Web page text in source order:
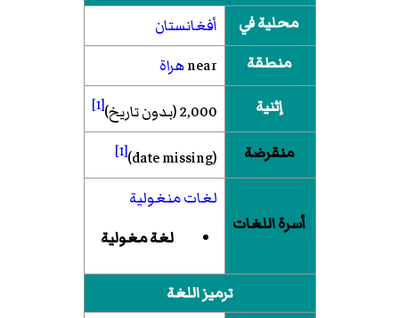
محلية في
أفغانستان
منطقة
nearهراة
إثنية
2,000 (بدون تاريخ) [1]
منقرضة (date missing)
[1]
أسرة اللغات
لغات منغولية
لغة مغولية
ترميز اللغة